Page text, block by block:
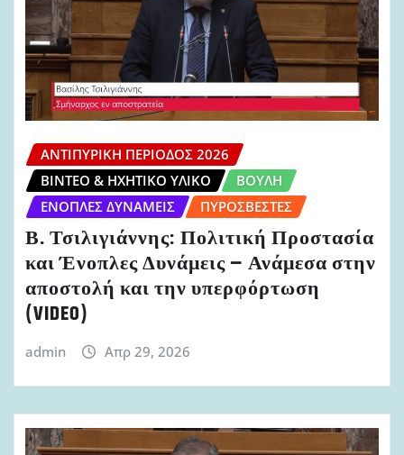
ΑΝΤΙΠΥΡΙΚΉ ΠΕΡΊΟΔΟΣ 2026
ΒΊΝΤΕΟ & ΗΧΗΤΙΚΌ ΥΛΙΚΌ
ΒΟΥΛΉ
ΈΝΟΠΛΕΣ ΔΥΝΆΜΕΙΣ
ΠΥΡΟΣΒΈΣΤΕΣ
Β. Τσιλιγιάννης: Πολιτική Προστασία
και Ένοπλες Δυνάμεις – Ανάμεσα στην
αποστολή και την υπερφόρτωση
(VIDEO)
admin Απρ 29, 2026